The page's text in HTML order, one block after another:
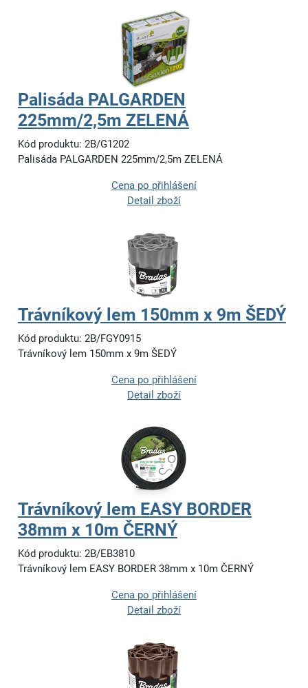
Palisáda PALGARDEN
225mm/2,5m ZELENÁ
Kód produktu: 2B/G1202
Palisáda PALGARDEN 225mm/2,5m ZELENÁ
Cena po přihlášení
Detail zboží
Trávníkový lem 150mm x 9m ŠEDÝ
Kód produktu: 2B/FGY0915
Trávníkový lem 150mm x 9m ŠEDÝ
Cena po přihlášení
Detail zboží
Trávníkový lem EASY BORDER
38mm x 10m ČERNÝ
Kód produktu: 2B/EB3810
Trávníkový lem EASY BORDER 38mm x 10m ČERNÝ
Cena po přihlášení
Detail zboží